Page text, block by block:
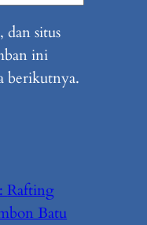
dan situs
ini
berikutnya.
Rafting
Batu